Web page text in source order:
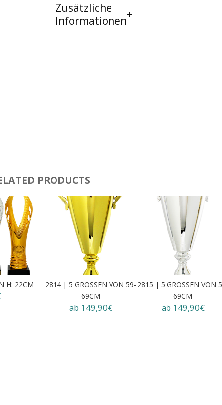
Zusätzliche
Informationen
PRODUCTS
H: 22CM
2814 | 5 GRÖSSEN VON 59-6
9CM
ab 149,90€
2815 | 5 GRÖSSEN VON
9CM
ab 149,90€